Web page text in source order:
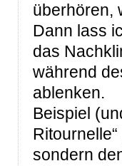
überhören,
Dann lass
das
während
ablenken.
Beispiel
sondern